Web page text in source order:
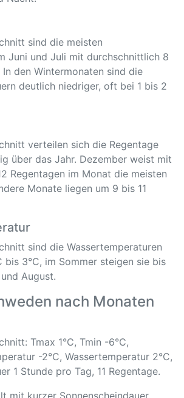
sind die meisten
Juni und Juli mit durchschnittlich 8
den Wintermonaten sind die
deutlich niedriger, oft bei 1 bis 2
verteilen sich die Regentage
über das Jahr. Dezember weist mit
Regentagen im Monat die meisten
Monate liegen um 9 bis 11
sind die Wassertemperaturen
bis 3°C, im Sommer steigen sie bis
August.
nach Monaten
Tmax 1°C, Tmin -6°C,
-2°C, Wassertemperatur 2°C,
1 Stunde pro Tag, 11 Regentage.
mit kurzer Sonnenscheindauer.